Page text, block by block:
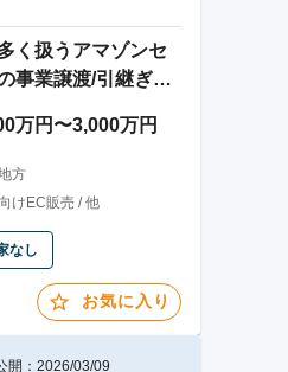
く扱うアマゾンセ
事業譲渡/引継ぎ後
万円〜3,000万円
方
けEC販売 / 他
なし
お気に入り
開：2026/03/09